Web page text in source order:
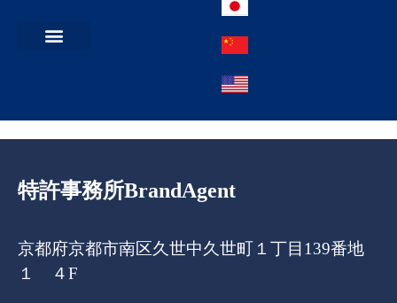
特許事務所BrandAgent
京都府京都市南区久世中久世町１丁目139番地
１ ４F